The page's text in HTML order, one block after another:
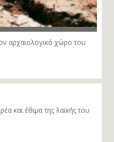
αρχαιολογικό χώρο του